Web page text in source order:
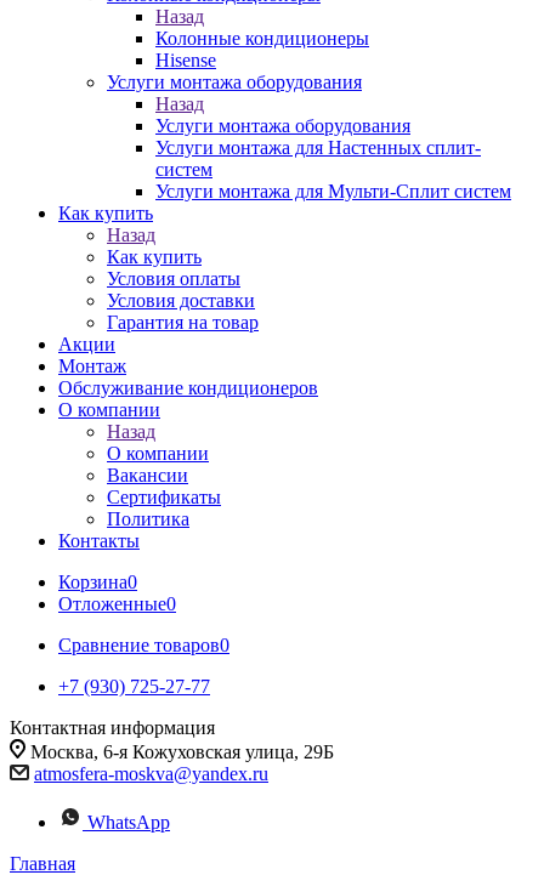
Назад
Колонные кондиционеры
Hisense
Услуги монтажа оборудования
Назад
Услуги монтажа оборудования
Услуги монтажа для Настенных сплит-
систем
Услуги монтажа для Мульти-Сплит систем
Как купить
Назад
Как купить
Условия оплаты
Условия доставки
Гарантия на товар
Акции
Монтаж
Обслуживание кондиционеров
О компании
Назад
О компании
Вакансии
Сертификаты
Политика
Контакты
Корзина0
Отложенные0
Сравнение товаров0
+7 (930) 725-27-77
Контактная информация
Москва, 6-я Кожуховская улица, 29Б
atmosfera-moskva@yandex.ru
WhatsApp
Главная